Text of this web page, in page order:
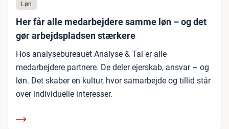
Løn
Her får alle medarbejdere samme løn – og det
gør arbejdspladsen stærkere
Hos analysebureauet Analyse & Tal er alle
medarbejdere partnere. De deler ejerskab, ansvar – og
løn. Det skaber en kultur, hvor samarbejde og tillid står
over individuelle interesser.